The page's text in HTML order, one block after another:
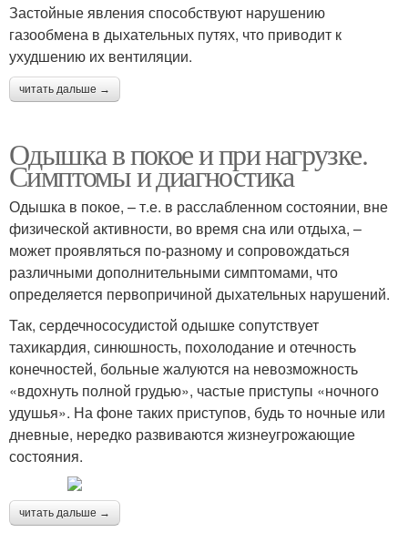
Застойные явления способствуют нарушению
газообмена в дыхательных путях, что приводит к
ухудшению их вентиляции.
читать дальше →
Одышка в покое и при нагрузке.
Симптомы и диагностика
Одышка в покое, – т.е. в расслабленном состоянии, вне
физической активности, во время сна или отдыха, –
может проявляться по-разному и сопровождаться
различными дополнительными симптомами, что
определяется первопричиной дыхательных нарушений.
Так, сердечнососудистой одышке сопутствует
тахикардия, синюшность, похолодание и отечность
конечностей, больные жалуются на невозможность
«вдохнуть полной грудью», частые приступы «ночного
удушья». На фоне таких приступов, будь то ночные или
дневные, нередко развиваются жизнеугрожающие
состояния.
читать дальше →